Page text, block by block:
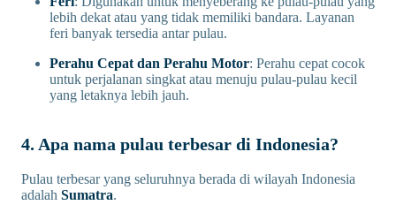
lebih dekat atau yang tidak memiliki bandara. Layanan
feri banyak tersedia antar pulau.
Perahu Cepat dan Perahu Motor: Perahu cepat cocok
untuk perjalanan singkat atau menuju pulau-pulau kecil
yang letaknya lebih jauh.
4. Apa nama pulau terbesar di Indonesia?
Pulau terbesar yang seluruhnya berada di wilayah Indonesia
adalah Sumatra.